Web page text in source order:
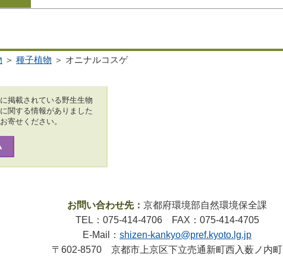
＞ 種子植物 ＞ オニナルコスゲ
掲載されている野生生物
関する情報がありました
寄せください。
お問い合わせ先： 京都府環境部自然環境保全課
TEL：075-414-4706 FAX：075-414-4705
E-Mail： shizen-kankyo@pref.kyoto.lg.jp
〒602-8570 京都市上京区下立売通新町西入薮ノ内町